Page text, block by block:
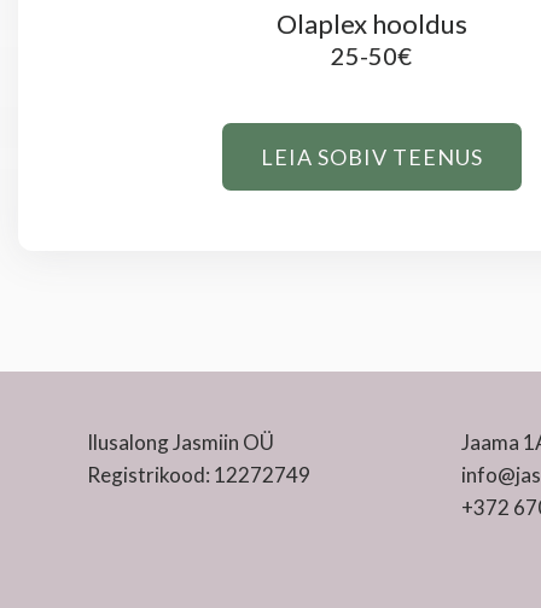
Olaplex hooldus
25-50€
LEIA SOBIV TEENUS
Ilusalong Jasmiin OÜ
Registrikood: 12272749
Jaama
+372